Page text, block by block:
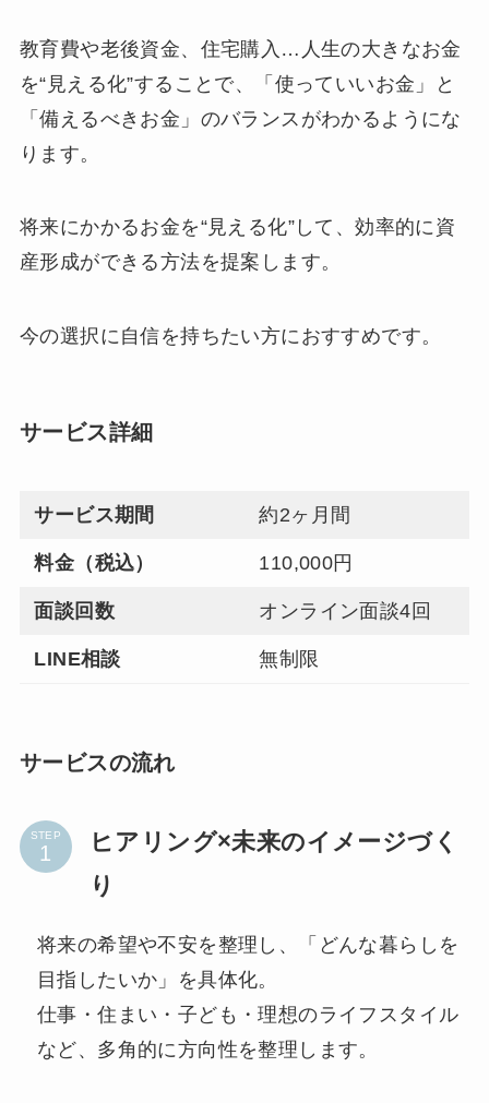
教育費や老後資金、住宅購入…人生の大きなお金
を“見える化”することで、「使っていいお金」と
「備えるべきお金」のバランスがわかるようにな
ります。
将来にかかるお金を“見える化”して、効率的に資
産形成ができる方法を提案します。
今の選択に自信を持ちたい方におすすめです。
サービス詳細
サービス期間 約2ヶ月間
料金（税込） 110,000円
面談回数 オンライン面談4回
LINE相談 無制限
サービスの流れ
STEP
ヒアリング×未来のイメージづく
り
将来の希望や不安を整理し、「どんな暮らしを
目指したいか」を具体化。
仕事・住まい・子ども・理想のライフスタイル
など、多角的に方向性を整理します。